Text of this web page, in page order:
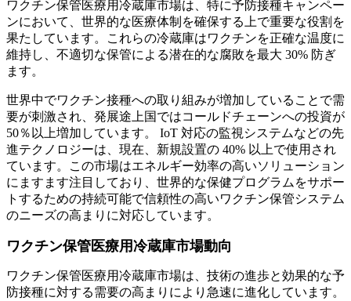
ワクチン保管医療用冷蔵庫市場は、特に予防接種キャンペー
ンにおいて、世界的な医療体制を確保する上で重要な役割を
果たしています。これらの冷蔵庫はワクチンを正確な温度に
維持し、不適切な保管による潜在的な腐敗を最大 30% 防ぎ
ます。
世界中でワクチン接種への取り組みが増加していることで需
要が刺激され、発展途上国ではコールドチェーンへの投資が
50％以上増加しています。 IoT 対応の監視システムなどの先
進テクノロジーは、現在、新規設置の 40% 以上で使用され
ています。この市場はエネルギー効率の高いソリューション
にますます注目しており、世界的な保健プログラムをサポー
トするための持続可能で信頼性の高いワクチン保管システム
のニーズの高まりに対応しています。
ワクチン保管医療用冷蔵庫市場動向
ワクチン保管医療用冷蔵庫市場は、技術の進歩と効果的な予
防接種に対する需要の高まりにより急速に進化しています。